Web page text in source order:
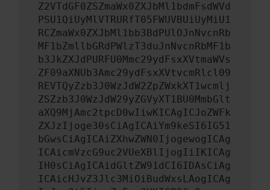
Z2VTdGF0ZSZmaWx0ZXJbMl1bdmFsdWVd
PSU1QiUyMlVTRURfT05FWUVBUiUyMiU1
RCZmaWx0ZXJbMl1bb3BdPUlOJnNvcnRb
MF1bZmllbGRdPWlzT3duJnNvcnRbMF1b
b3JkZXJdPURFU0Mmc29ydFsxXVtmaWVs
ZF09aXNUb3Amc29ydFsxXVtvcmRlcl09
REVTQyZzb3J0WzJdW2ZpZWxkXT1wcmlj
ZSZzb3J0WzJdW29yZGVyXT1BU0MmbGlt
aXQ9MjAmc2tpcD0wIiwKICAgICJoZWFk
ZXJzIjoge30sCiAgICAiYm9keSI6IG51
bGwsCiAgICAiZXhwZWN0IjogewogICAg
ICAicmVzcG9uc2VUeXBlIjogIiIKICAg
IH0sCiAgICAidGltZW91dCI6IDAsCiAg
ICAicHJvZ3Jlc3MiOiBudWxsLAogICAg